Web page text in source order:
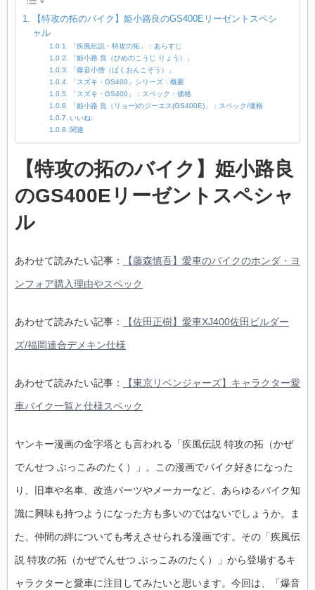
【特攻の拓のバイク】姫小路良のGS400Eリーゼントスペシ
ャル
「疾風伝説・特攻の拓」：あらすじ
「姫小路 良（ひめのこうじ りょう）」
「爆音小僧（ばくおんこぞう）」
「スズキ・GS400」シリーズ：概要
「スズキ・GS400」：スペック・価格
「姫小路 良（リョー)のジーエス(GS400E)」：スペック/価格
いいね:
関連
【特攻の拓のバイク】姫小路良
のGS400Eリーゼントスペシャ
ル
あわせて読みたい記事： 【藤森慎吾】愛車のバイクのホンダ・ヨ
ンフォア購入理由やスペック
あわせて読みたい記事： 【佐田正樹】愛車XJ400佐田ビルダー
ズ/福岡連合デメキン仕様
あわせて読みたい記事： 【東京リベンジャーズ】キャラクター愛
車バイク一覧と仕様スペック
ヤンキー漫画の金字塔とも言われる「疾風伝説 特攻の拓（かぜ
でんせつ ぶっこみのたく）」。この漫画でバイク好きになった
り、旧車や名車、改造パーツやメーカーなど、あらゆるバイク知
識に興味も持つようになった方も多いのではないでしょうか。ま
た、仲間の絆についても考えさせられる漫画です。その「疾風伝
説 特攻の拓（かぜでんせつ ぶっこみのたく）」から登場するキ
ャラクターと愛車に注目してみたいと思います。今回は、「爆音